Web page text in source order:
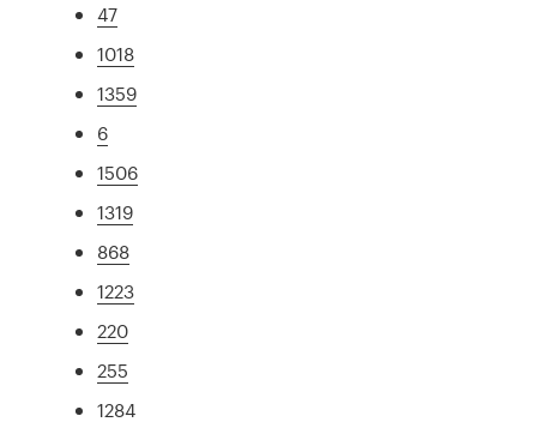
47
1018
1359
6
1506
1319
868
1223
220
255
1284